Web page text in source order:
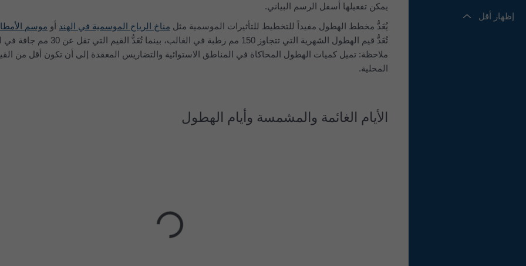
إظهار أقل
يمكن تفعيلها أسفل الرسم البياني.
يُعَدُّ مخطط الهطول مفيداً للتخطيط للتأثيرات الموسمية مثل مناخ الرياح الموسمية في الهند أو موسم
تُعَدُّ قيم الهطول الشهرية التي تتجاوز 150 مم رطبة في الغالب، بينما
ملاحظة: تميل كميات الهطول المحاكاة في المناطق الاستوائية والتضاريس المعقدة إلى أن تكون أقل من
المحلية.
الأيام الغائمة والمشمسة وأيام الهطول